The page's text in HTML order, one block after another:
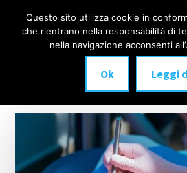
Additional
menu
IMPLANTOLOGIA
DENTALE
anche
carico
immediato!
Questo sito utilizza cookie in
che rientrano nella responsabilità di
nella navigazione acconsenti
Ok Leggi